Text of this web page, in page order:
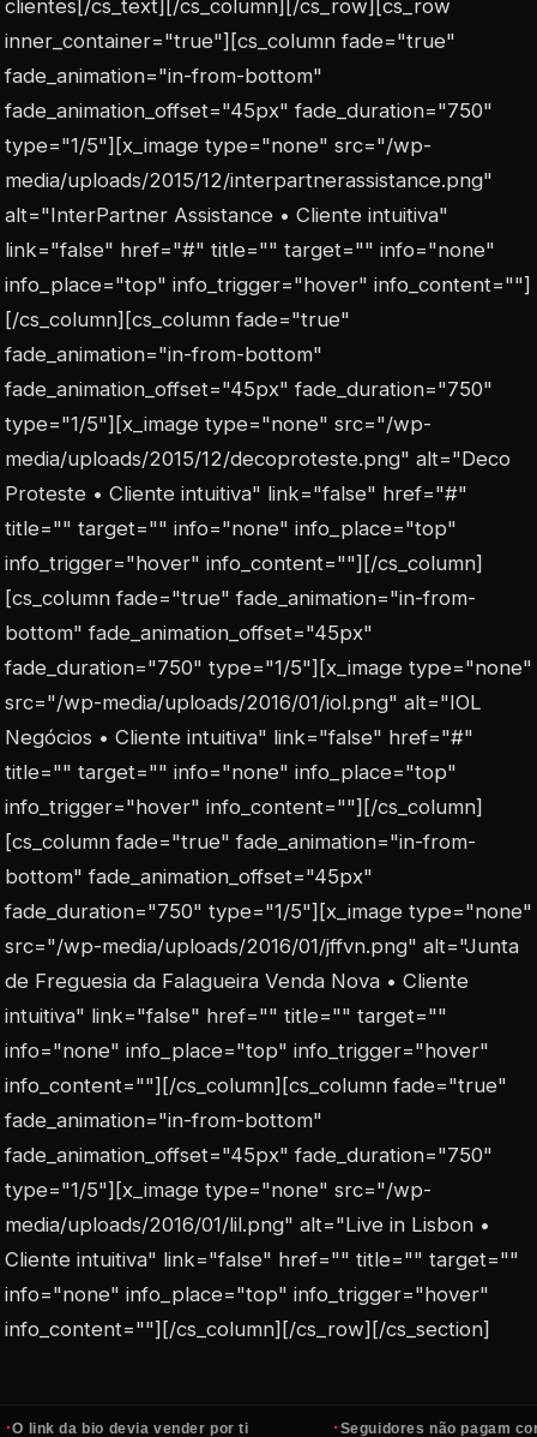
clientes[/cs_text][/cs_column][/cs_row][cs_row
inner_container="true"][cs_column fade="true"
fade_animation="in-from-bottom"
fade_animation_offset="45px" fade_duration="750"
type="1/5"][x_image type="none" src="/wp-
media/uploads/2015/12/interpartnerassistance.png"
alt="InterPartner Assistance • Cliente intuitiva"
link="false" href="#" title="" target="" info="none"
info_place="top" info_trigger="hover" info_content=""]
[/cs_column][cs_column fade="true"
fade_animation="in-from-bottom"
fade_animation_offset="45px" fade_duration="750"
type="1/5"][x_image type="none" src="/wp-
media/uploads/2015/12/decoproteste.png" alt="Deco
Proteste • Cliente intuitiva" link="false" href="#"
title="" target="" info="none" info_place="top"
info_trigger="hover" info_content=""][/cs_column]
[cs_column fade="true" fade_animation="in-from-
bottom" fade_animation_offset="45px"
fade_duration="750" type="1/5"][x_image type="none"
src="/wp-media/uploads/2016/01/iol.png" alt="IOL
Negócios • Cliente intuitiva" link="false" href="#"
title="" target="" info="none" info_place="top"
info_trigger="hover" info_content=""][/cs_column]
[cs_column fade="true" fade_animation="in-from-
bottom" fade_animation_offset="45px"
fade_duration="750" type="1/5"][x_image type="none"
src="/wp-media/uploads/2016/01/jffvn.png" alt="Junta
de Freguesia da Falagueira Venda Nova • Cliente
intuitiva" link="false" href="" title="" target=""
info="none" info_place="top" info_trigger="hover"
info_content=""][/cs_column][cs_column fade="true"
fade_animation="in-from-bottom"
fade_animation_offset="45px" fade_duration="750"
type="1/5"][x_image type="none" src="/wp-
media/uploads/2016/01/lil.png" alt="Live in Lisbon •
Cliente intuitiva" link="false" href="" title="" target=""
info="none" info_place="top" info_trigger="hover"
info_content=""][/cs_column][/cs_row][/cs_section]
bio devia vender por ti Seguidores não pagam contas —